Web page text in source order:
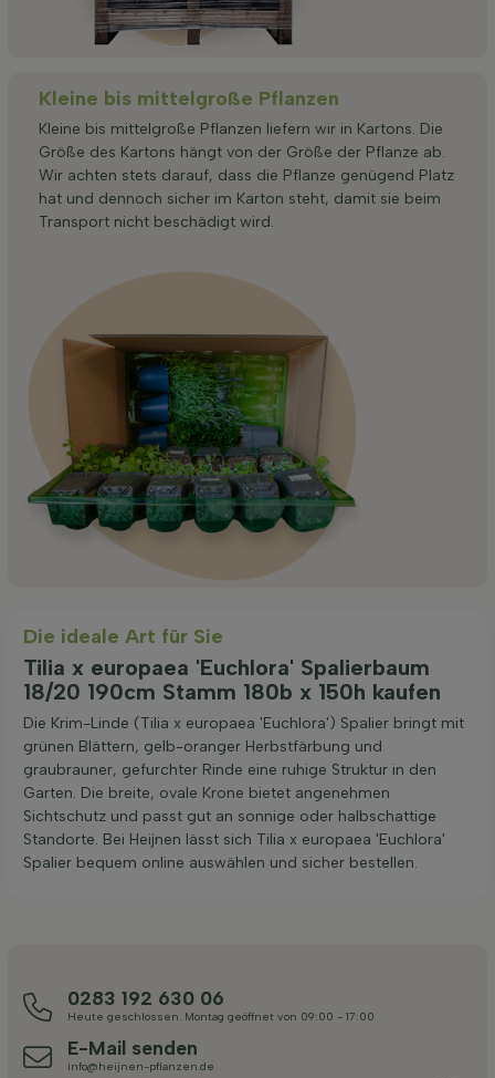
Kleine bis mittelgroße Pflanzen
Kleine bis mittelgroße Pflanzen liefern wir in Kartons. Die
Größe des Kartons hängt von der Größe der Pflanze ab.
Wir achten stets darauf, dass die Pflanze genügend Platz
hat und dennoch sicher im Karton steht, damit sie beim
Transport nicht beschädigt wird.
Die ideale Art für Sie
Tilia x europaea 'Euchlora' Spalierbaum
18/20 190cm Stamm 180b x 150h kaufen
Die Krim-Linde (Tilia x europaea 'Euchlora') Spalier bringt mit
grünen Blättern, gelb-oranger Herbstfärbung und
graubrauner, gefurchter Rinde eine ruhige Struktur in den
Garten. Die breite, ovale Krone bietet angenehmen
Sichtschutz und passt gut an sonnige oder halbschattige
Standorte. Bei Heijnen lässt sich Tilia x europaea 'Euchlora'
Spalier bequem online auswählen und sicher bestellen.
0283 192 630 06
Heute geschlossen. Montag geöffnet von 09:00 - 17:00
E-Mail senden
info@heijnen-pflanzen.de